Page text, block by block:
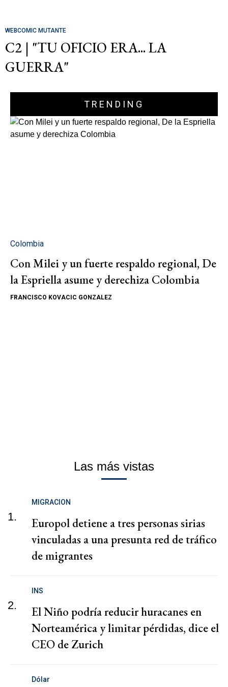
WEBCOMIC MUTANTE
C2 | "TU OFICIO ERA... LA
GUERRA"
TRENDING
Colombia
Con Milei y un fuerte respaldo regional, De
la Espriella asume y derechiza Colombia
FRANCISCO KOVACIC GONZALEZ
Las más vistas
1.
MIGRACION
Europol detiene a tres personas sirias
vinculadas a una presunta red de tráfico
de migrantes
2.
INS
El Niño podría reducir huracanes en
Norteamérica y limitar pérdidas, dice el
CEO de Zurich
Dólar